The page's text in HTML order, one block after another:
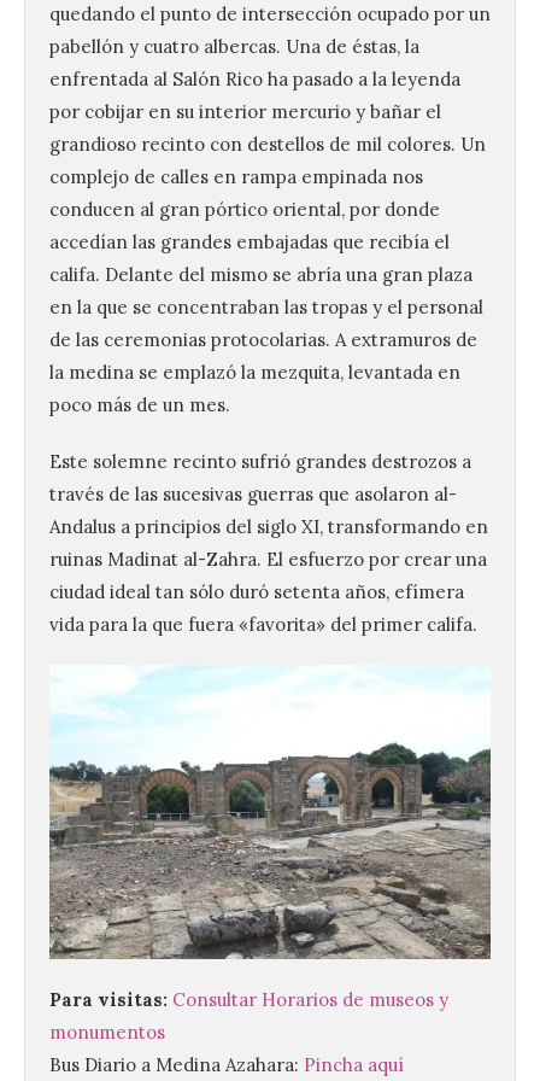
quedando el punto de intersección ocupado por un
pabellón y cuatro albercas. Una de éstas, la
enfrentada al Salón Rico ha pasado a la leyenda
por cobijar en su interior mercurio y bañar el
grandioso recinto con destellos de mil colores. Un
complejo de calles en rampa empinada nos
conducen al gran pórtico oriental, por donde
accedían las grandes embajadas que recibía el
califa. Delante del mismo se abría una gran plaza
en la que se concentraban las tropas y el personal
de las ceremonias protocolarias. A extramuros de
la medina se emplazó la mezquita, levantada en
poco más de un mes.
Este solemne recinto sufrió grandes destrozos a
través de las sucesivas guerras que asolaron al-
Andalus a principios del siglo XI, transformando en
ruinas Madinat al-Zahra. El esfuerzo por crear una
ciudad ideal tan sólo duró setenta años, efímera
vida para la que fuera «favorita» del primer califa.
Para visitas: Consultar Horarios de museos y
monumentos
Bus Diario a Medina Azahara: Pincha aquí
La Comisión actualiza su
programa insignia de
prácticas Blue Book,
abriéndolo a titulados de
EFP
abiertas del 22 de julio al 4